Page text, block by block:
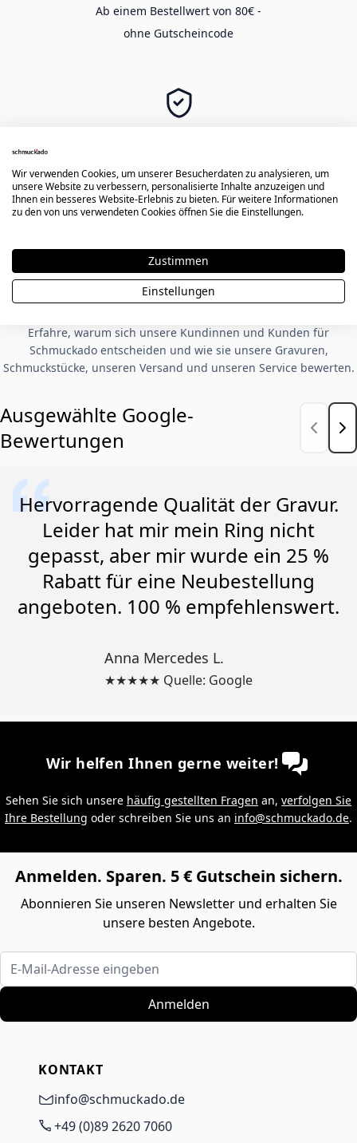
Ab einem Bestellwert von 80€ -
ohne Gutscheincode
sichere Zahlung & Käuferschutz
★★★★★
Kundenbewertungen zu Schmuckado
Erfahre, warum sich unsere Kundinnen und Kunden für
Schmuckado entscheiden und wie sie unsere Gravuren,
Schmuckstücke, unseren Versand und unseren Service bewerten.
Ausgewählte Google-
Bewertungen
Hervorragende Qualität der Gravur.
Leider hat mir mein Ring nicht
gepasst, aber mir wurde ein 25 %
Rabatt für eine Neubestellung
angeboten. 100 % empfehlenswert.
Anna Mercedes L.
★★★★★ Quelle: Google
Wir helfen Ihnen gerne weiter!
Sehen Sie sich unsere häufig gestellten Fragen an, verfolgen Sie
Ihre Bestellung oder schreiben Sie uns an info@schmuckado.de.
Anmelden. Sparen. 5 € Gutschein sichern.
Abonnieren Sie unseren Newsletter und erhalten Sie
unsere besten Angebote.
E-Mail-Adresse eingeben
Anmelden
KONTAKT
info@schmuckado.de
+49 (0)89 2620 7060
Wir verwenden Cookies, um unserer Besucherdaten zu analysieren, um
unsere Website zu verbessern, personalisierte Inhalte anzuzeigen und
Ihnen ein besseres Website-Erlebnis zu bieten. Für weitere Informationen
zu den von uns verwendeten Cookies öffnen Sie die Einstellungen.
Zustimmen
Einstellungen